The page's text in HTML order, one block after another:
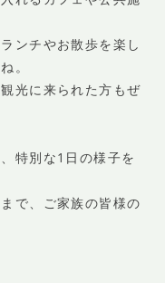
ンチやお散歩を楽し
。
光に来られた方もぜ
特別な1日の様子を
で、ご家族の皆様の